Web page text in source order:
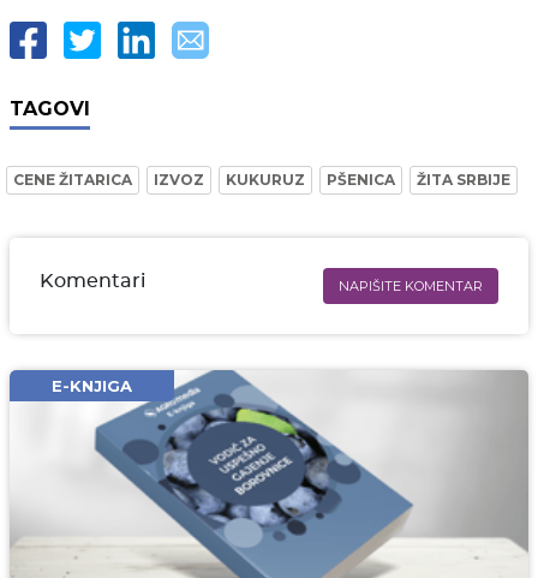
TAGOVI
CENE ŽITARICA IZVOZ KUKURUZ PŠENICA ŽITA SRBIJE
Komentari NAPIŠITE KOMENTAR
Email* obavezno
Komentar* obavezno
E-KNJIGA